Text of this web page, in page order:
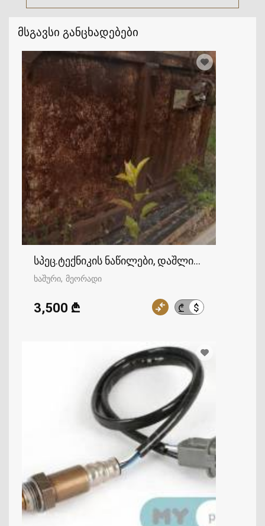
მსგავსი განცხადებები
სპეც.ტექნიკის ნაწილები, დაშლილი
ხაშური მეორადი
₾ $
3,500 ₾